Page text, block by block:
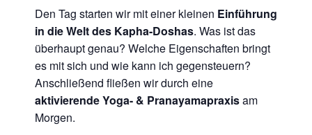
Den Tag starten wir mit einer kleinen Einführung
in die Welt des Kapha-Doshas. Was ist das
überhaupt genau? Welche Eigenschaften bringt
es mit sich und wie kann ich gegensteuern?
Anschließend fließen wir durch eine
aktivierende Yoga- & Pranayamapraxisam
Morgen.